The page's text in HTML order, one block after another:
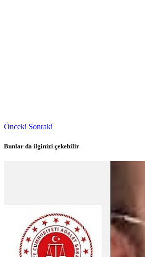
Önceki Sonraki
Bunlar da ilginizi çekebilir